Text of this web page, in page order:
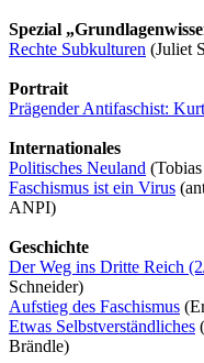
Spezial
Rechte Subkulturen (Juliet
Portrait
Prägender Antifaschist:
Internationales
Politisches Neuland
Faschismus ist ein Virus
ANPI)
Geschichte
Der Weg ins Dritte Reich
Schneider)
Aufstieg des Faschismus
Etwas Selbstverständliches
Brändle)